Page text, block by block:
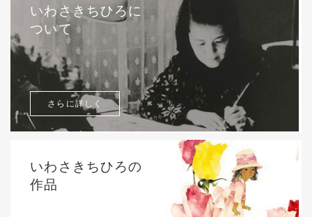
いわさきちひろに
ついて
さらに詳しく
いわさきちひろの
作品